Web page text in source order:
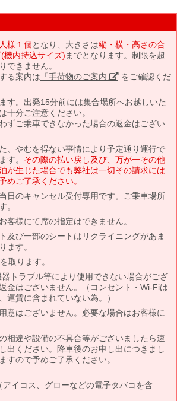
様１個となり、大きさは縦・横・高さの合
機内持込サイズ) までとなります。制限を超
できません。
る案内は 「手荷物のご案内」 をご確認くだ
す。出発15分前には集合場所へお越しいた
十分ご注意ください。
ずご乗車できなかった場合の返金はござい
、やむを得ない事情により予定通り運行で
す。 その際の払い戻し及び、万が一その他
が生じた場合でも弊社は一切その請求には
めご了承ください。
日のキャンセル受付専用です。ご乗車場所
。
客様にて席の指定はできません。
及び一部のシートはリクライニングがあま
ます。
取ります。
トラブル等により使用できない場合がござ
金はございません。（コンセント・Wi-Fiは
運賃に含まれていない為。）
意はございません。必要な場合はお客様に
相違や設備の不具合等がございましたら速
出ください。降車後のお申し出につきまし
すので予めご了承ください。
イコス、グローなどの電子タバコを含